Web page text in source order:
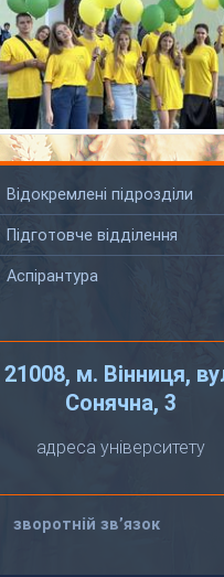
Відокремлені підрозділи
Підготовче відділення
Аспірантура
21008, м. Вінниця,
Сонячна, 3
адреса університету
зворотній зв’язок